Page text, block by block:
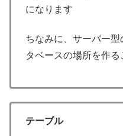
になります
ちなみに、サーバー
タベースの場所を作
テーブル